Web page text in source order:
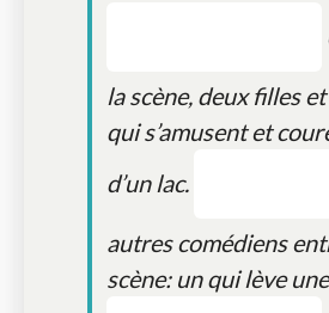
la scène, deux filles
qui s’amusent et
d’un lac.
autres comédiens
scène: un qui lève une